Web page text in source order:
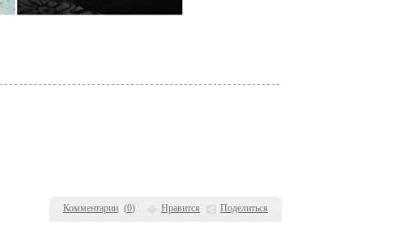
Комментарии (0) Нравится Поделиться